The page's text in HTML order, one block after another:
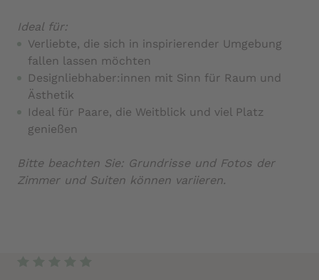
Ideal für:
Verliebte, die sich in inspirierender Umgebung
fallen lassen möchten
Designliebhaber:innen mit Sinn für Raum und
Ästhetik
Ideal für Paare, die Weitblick und viel Platz
genießen
Bitte beachten Sie: Grundrisse und Fotos der
Zimmer und Suiten können variieren.